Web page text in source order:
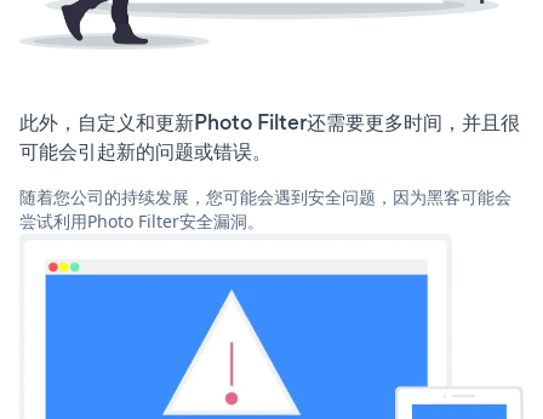
此外，自定义和更新Photo Filter还需要更多时间，并且很
可能会引起新的问题或错误。
随着您公司的持续发展，您可能会遇到安全问题，因为黑客可能会
尝试利用Photo Filter安全漏洞。